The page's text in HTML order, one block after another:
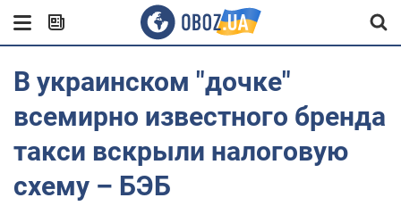
В украинском "дочке"
всемирно известного бренда
такси вскрыли налоговую
схему – БЭБ